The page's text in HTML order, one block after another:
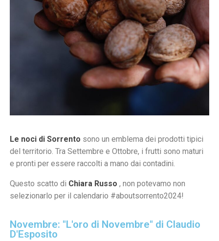
Le noci di Sorrento sono un emblema dei prodotti tipici
del territorio. Tra Settembre e Ottobre, i frutti sono maturi
e pronti per essere raccolti a mano dai contadini.
Questo scatto di Chiara Russo , non potevamo non
selezionarlo per il calendario #aboutsorrento2024!
Novembre: "L'oro di Novembre" di Claudio
D'Esposito